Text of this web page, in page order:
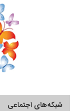
شبکه‌های اجتماعی